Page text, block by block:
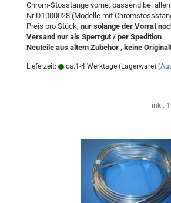
Chrom-Stosstange vorne, passend bei allen
Nr D1000028 (Modelle mit
Preis pro Stück, nur solange der Vorrat
Versand nur als Sperrgut / per Spedition
Neuteile aus altem Zubehör , keine
Lieferzeit: ca.1-4 Werktage (Lagerware)
inkl.